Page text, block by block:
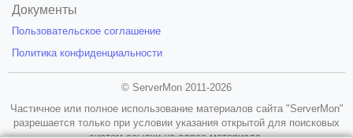
Документы
Пользовательское соглашение
Политика конфиденциальности
© ServerMon 2011-2026
Частичное или полное использование материалов сайта "ServerMon"
разрешается только при условии указания открытой для поисковых